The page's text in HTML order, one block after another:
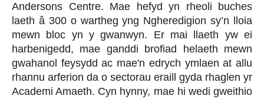
Andersons Centre. Mae hefyd yn rheoli buches
laeth â 300 o wartheg yng Ngheredigion sy’n lloia
mewn bloc yn y gwanwyn. Er mai llaeth yw ei
harbenigedd, mae ganddi brofiad helaeth mewn
gwahanol feysydd ac mae'n edrych ymlaen at allu
rhannu arferion da o sectorau eraill gyda rhaglen yr
Academi Amaeth. Cyn hynny, mae hi wedi gweithio